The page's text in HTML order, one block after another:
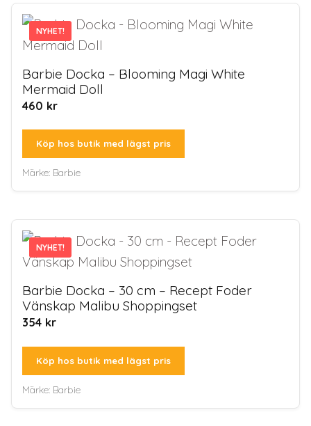
NYHET!
NYHET!
Barbie Docka – Blooming Magi White
Mermaid Doll
460 kr
Köp hos butik med lägst pris
Märke: Barbie
NYHET!
NYHET!
Barbie Docka – 30 cm – Recept Foder
Vänskap Malibu Shoppingset
354 kr
Köp hos butik med lägst pris
Märke: Barbie